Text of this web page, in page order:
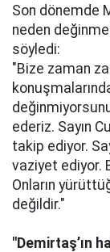
Son dönemde
neden
söyledi:
"Bize zaman
ederiz. Sayın
takip ediyor.
vaziyet ediyor.
Onların
değildir."
"Demirtaş’ın